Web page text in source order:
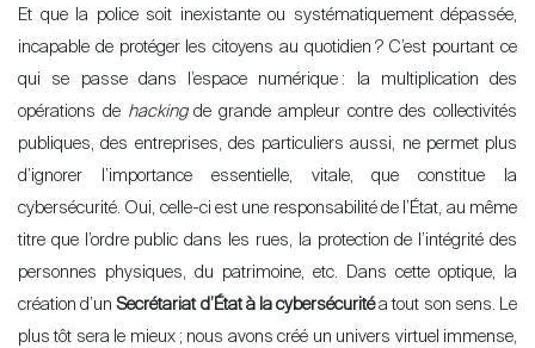
Et que la police soit inexistante ou systématiquement dépassée,
incapable de protéger les citoyens au quotidien ? C’est pourtant ce
qui se passe dans l’espace numérique : la multiplication des
opérations de hackingde grande ampleur contre des collectivités
publiques, des entreprises, des particuliers aussi, ne permet plus
d’ignorer l’importance essentielle, vitale, que constitue la
cybersécurité. Oui, celle-ci est une responsabilité de l’État, au même
titre que l’ordre public dans les rues, la protection de l’intégrité des
personnes physiques, du patrimoine, etc. Dans cette optique, la
création d’unSecrétariat d’État à la cybersécuritéa tout son sens. Le
plus tôt sera le mieux ; nous avons créé un univers virtuel immense,